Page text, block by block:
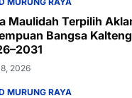
Maulidah Terpilih
Bangsa
2026
MURUNG RAYA